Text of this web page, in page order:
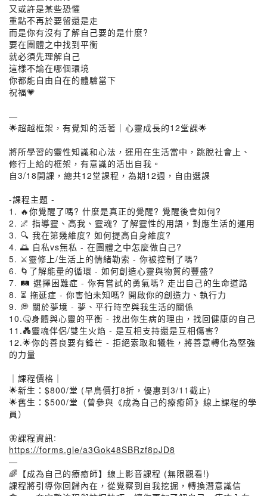
又或許是某些恐懼
重點不再於要留還是走
而是你有沒有了解自己要的是什麼?
要在團體之中找到平衡
就必須先理解自己
這樣不論在哪個環境
你都能自由自在的體驗當下
祝福💗
—
🌟超越框架，有覺知的活著｜心靈成長的12堂課🌟
將所學習的靈性知識和心法，運用在生活當中，跳脫社會上、
修行上給的框架，有意識的活出自我。
自3/18開課，總共12堂課程，為期12週，自由選課
-課程主題 -
1. 🔥你覺醒了嗎? 什麼是真正的覺醒? 覺醒後會如何?
2. 🌌 指導靈、高我、靈魂? 了解靈性的用語，對應生活的運用
3. 🔍 我在第幾維度? 如何提高自身維度?
4. 🌅 自私vs無私 - 在團體之中怎麼做自己?
5. ⚔️靈修上/生活上的情緒勒索 - 你被控制了嗎?
6. 🌀了解能量的循環 - 如何創造心靈與物質的豐盛?
7. 🛤️ 選擇困難症 - 你有嘗試的勇氣嗎? 走出自己的生命道路
8. ⏳ 拖延症 - 你害怕未知嗎? 開啟你的創造力、執行力
9. 💭 關於夢境 - 夢、平行時空與我生活的關係
10.🤒身體與心靈的平衡 - 找出你生病的理由，找回健康的自己
11.💑靈魂伴侶/雙生火焰 - 是互相支持還是互相傷害?
12.🌟你的善良要有鋒芒 - 拒絕索取和犧牲，將善意轉化為堅強
的力量
​｜課程價格｜
🌟新生：$800/堂 (早鳥價打8折，優惠到3/11截止)
🌟舊生：$500/堂（曾參與《成為自己的療癒師》線上課程的學
員）
🦋課程資訊:
https://forms.gle/a3Gok48SBRzf8pJD8
—
🌈【成為自己的療癒師】線上影音課程 (無限觀看!)
課程將引導你回歸內在，從覺察到自我挖掘，轉換潛意識信